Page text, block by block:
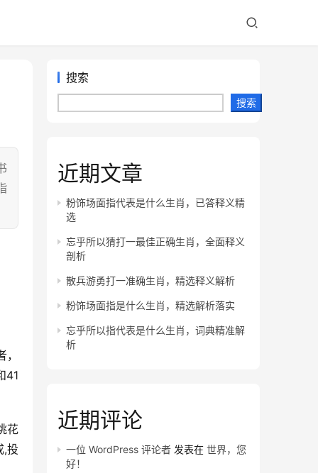
41
花
,投
搜索
搜索
近期文章
粉饰场面指代表是什么生肖，已答释义精
选
忘乎所以猜打一最佳正确生肖，全面释义
剖析
散兵游勇打一准确生肖，精选释义解析
粉饰场面指是什么生肖，精选解析落实
忘乎所以指代表是什么生肖，词典精准解
析
近期评论
一位 WordPress 评论者 发表在 世界，您
好！